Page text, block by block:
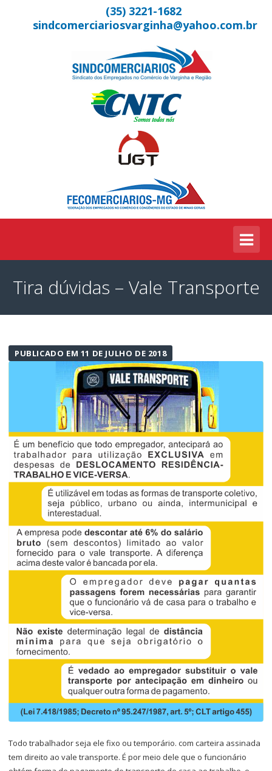
(35) 3221-1682
sindcomerciariosvarginha@yahoo.com.br
Tira dúvidas – Vale Transporte
PUBLICADO EM 11 DE JULHO DE 2018
Todo trabalhador seja ele fixo ou temporário. com carteira assinada
tem direito ao vale transporte. É por meio dele que o funcionário